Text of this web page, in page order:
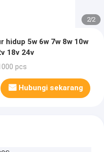
2/2
hidup 5w 6w 7w 8w 10w
18v 24v
pcs
Hubungi sekarang